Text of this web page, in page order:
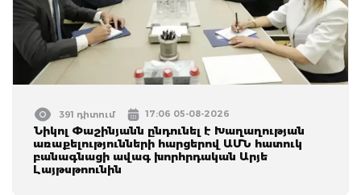
391 դիտում 17:06 05-08-2026
Նիկոլ Փաշինյանն ընդունել է Խաղաղության
առաքելությունների հարցերով ԱՄՆ հատուկ
բանագնացի ավագ խորհրդական Արյե
Լայթսթոունին